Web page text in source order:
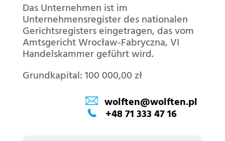
Das Unternehmen ist im
Unternehmensregister des nationalen
Gerichtsregisters eingetragen, das vom
Amtsgericht Wrocław-Fabryczna, VI
Handelskammer geführt wird.
Grundkapital: 100 000,00 zł
wolften@wolften.pl
+48 71 333 47 16